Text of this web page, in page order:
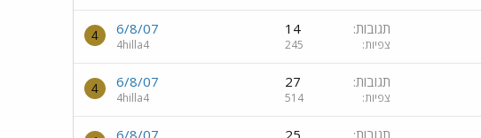
תגובות 14
צפיות 245
6/8/07
4hilla4
4
תגובות 27
צפיות 514
6/8/07
4hilla4
4
תגובות 25
6/8/07